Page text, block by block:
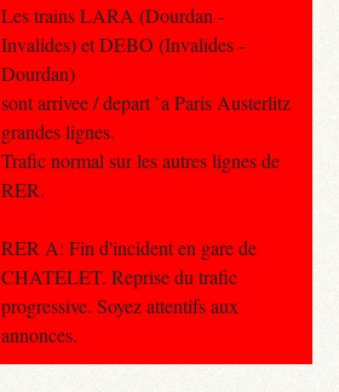
Les trains LARA (Dourdan -
Invalides) et DEBO (Invalides -
Dourdan)
sont arrivee / depart `a Paris Austerlitz
grandes lignes.
Trafic normal sur les autres lignes de
RER.
RER A: Fin d'incident en gare de
CHATELET. Reprise du trafic
progressive. Soyez attentifs aux
annonces.